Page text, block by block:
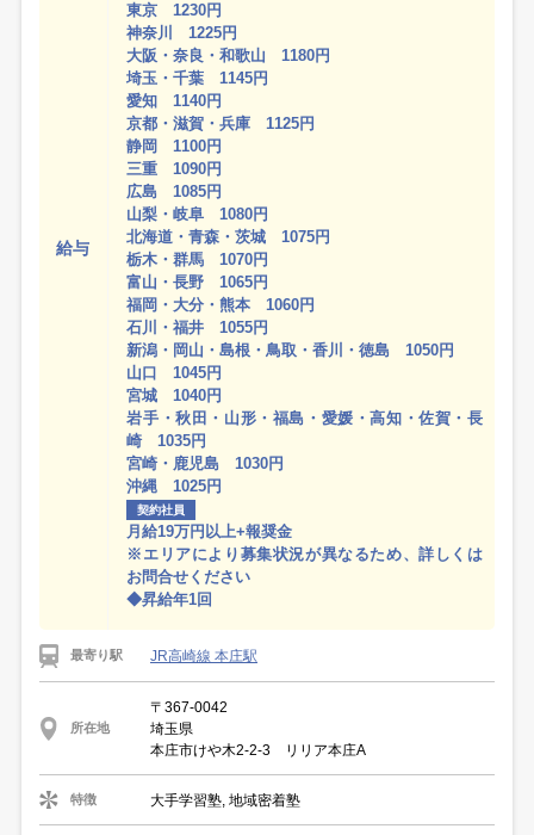
給与
東京 1230円
神奈川 1225円
大阪・奈良・和歌山 1180円
埼玉・千葉 1145円
愛知 1140円
京都・滋賀・兵庫 1125円
静岡 1100円
三重 1090円
広島 1085円
山梨・岐阜 1080円
北海道・青森・茨城 1075円
栃木・群馬 1070円
富山・長野 1065円
福岡・大分・熊本 1060円
石川・福井 1055円
新潟・岡山・島根・鳥取・香川・徳島 1050円
山口 1045円
宮城 1040円
岩手・秋田・山形・福島・愛媛・高知・佐賀・長
崎 1035円
宮崎・鹿児島 1030円
沖縄 1025円
契約社員
月給19万円以上+報奨金
※エリアにより募集状況が異なるため、詳しくは
お問合せください
◆昇給年1回
最寄り駅 JR高崎線 本庄駅
所在地
〒367-0042
埼玉県
本庄市けや木2-2-3 リリア本庄A
特徴 大手学習塾, 地域密着塾